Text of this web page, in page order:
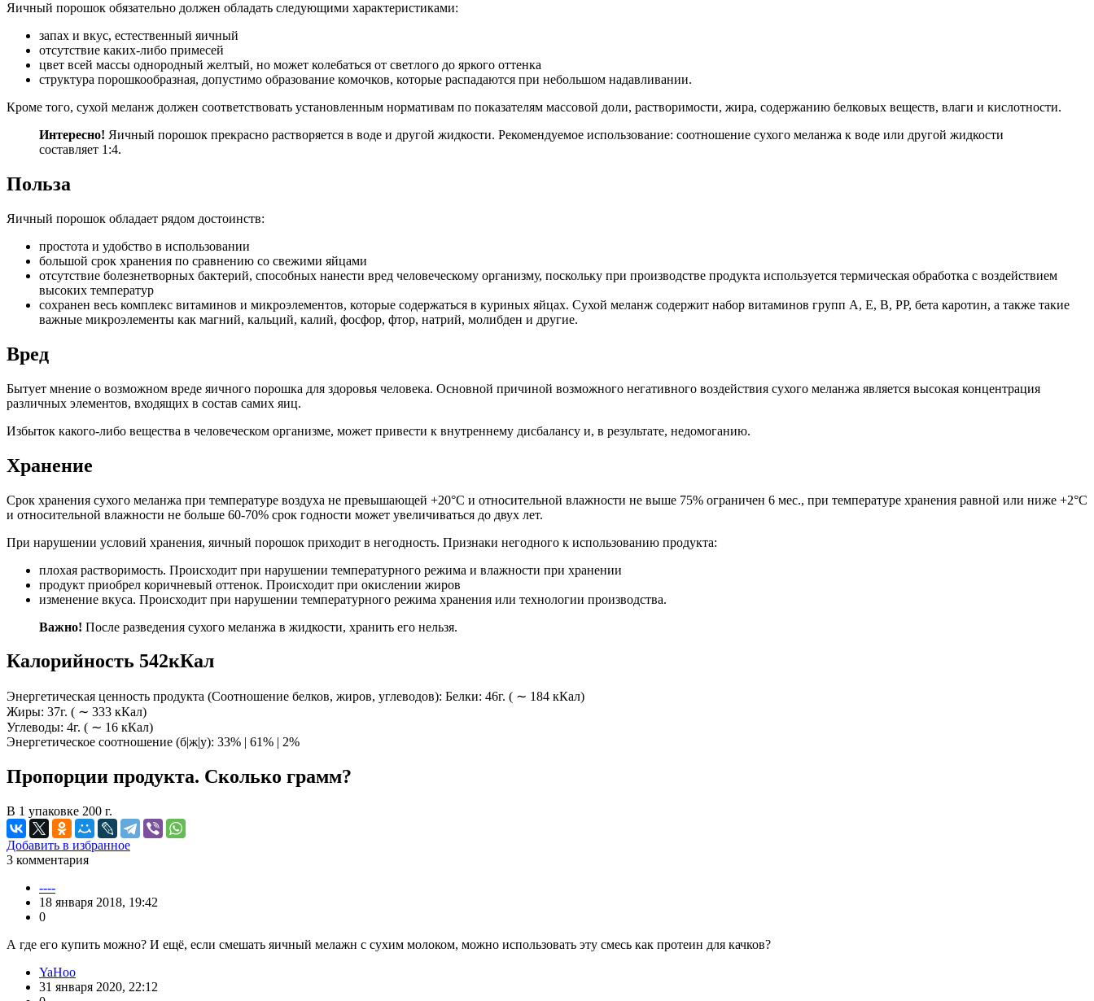
Яичный порошок обязательно должен обладать следующими характеристиками:
запах и вкус, естественный яичный
отсутствие каких-либо примесей
цвет всей массы однородный желтый, но может колебаться от светлого до яркого оттенка
структура порошкообразная, допустимо образование комочков, которые распадаются при небольшом надавливании.
Кроме того, сухой меланж должен соответствовать установленным нормативам по показателям массовой доли, растворимости, жира, содержанию белковых веществ, влаги и кислотности.
Интересно! Яичный порошок прекрасно растворяется в воде и другой жидкости. Рекомендуемое использование: соотношение сухого меланжа к воде или другой жидкости
составляет 1:4.
Польза
Яичный порошок обладает рядом достоинств:
простота и удобство в использовании
большой срок хранения по сравнению со свежими яйцами
отсутствие болезнетворных бактерий, способных нанести вред человеческому организму, поскольку при производстве продукта используется термическая обработка с воздействием
высоких температур
сохранен весь комплекс витаминов и микроэлементов, которые содержаться в куриных яйцах. Сухой меланж содержит набор витаминов групп А, Е, В, РР, бета каротин, а также такие
важные микроэлементы как магний, кальций, калий, фосфор, фтор, натрий, молибден и другие.
Вред
Бытует мнение о возможном вреде яичного порошка для здоровья человека. Основной причиной возможного негативного воздействия сухого меланжа является высокая концентрация
различных элементов, входящих в состав самих яиц.
Избыток какого-либо вещества в человеческом организме, может привести к внутреннему дисбалансу и, в результате, недомоганию.
Хранение
Срок хранения сухого меланжа при температуре воздуха не превышающей +20°С и относительной влажности не выше 75% ограничен 6 мес., при температуре хранения равной или ниже +2°С
и относительной влажности не больше 60-70% срок годности может увеличиваться до двух лет.
При нарушении условий хранения, яичный порошок приходит в негодность. Признаки негодного к использованию продукта:
плохая растворимость. Происходит при нарушении температурного режима и влажности при хранении
продукт приобрел коричневый оттенок. Происходит при окислении жиров
изменение вкуса. Происходит при нарушении температурного режима хранения или технологии производства.
Важно! После разведения сухого меланжа в жидкости, хранить его нельзя.
Калорийность 542кКал
Энергетическая ценность продукта (Соотношение белков, жиров, углеводов): Белки: 46г. ( ∼ 184 кКал)
Жиры: 37г. ( ∼ 333 кКал)
Углеводы: 4г. ( ∼ 16 кКал)
Энергетическое соотношение (б|ж|у): 33% | 61% | 2%
Пропорции продукта. Сколько грамм?
В 1 упаковке 200 г.
Добавить в избранное
3 комментария
----
18 января 2018, 19:42
0
А где его купить можно? И ещё, если смешать яичный мелажн с сухим молоком, можно использовать эту смесь как протеин для качков?
YaHoo
31 января 2020, 22:12